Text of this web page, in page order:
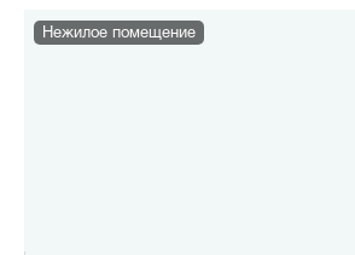
Нежилое помещение